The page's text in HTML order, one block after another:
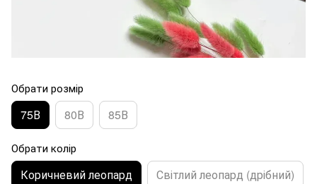
Обрати розмір
75В 80В 85В
Обрати колір
Коричневий леопард Світлий леопард (дрібний)